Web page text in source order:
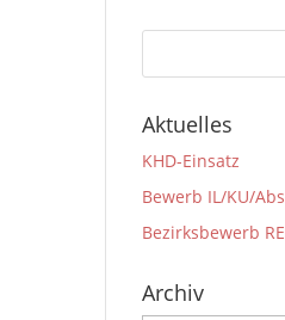
Aktuelles
KHD-Einsatz
Bewerb IL/KU/
Bezirksbewerb RE
Archiv